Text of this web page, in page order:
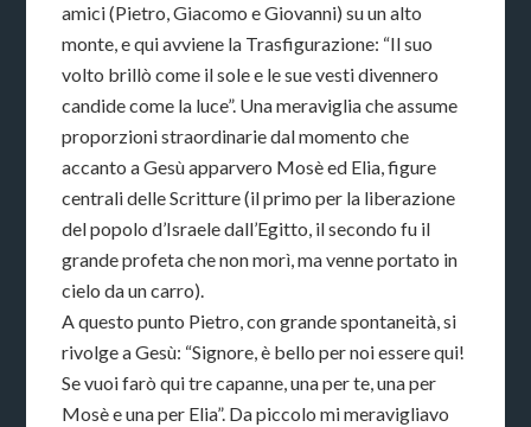
amici (Pietro, Giacomo e Giovanni) su un alto
monte, e qui avviene la Trasfigurazione: “Il suo
volto brillò come il sole e le sue vesti divennero
candide come la luce”. Una meraviglia che assume
proporzioni straordinarie dal momento che
accanto a Gesù apparvero Mosè ed Elia, figure
centrali delle Scritture (il primo per la liberazione
del popolo d’Israele dall’Egitto, il secondo fu il
grande profeta che non morì, ma venne portato in
cielo da un carro).
A questo punto Pietro, con grande spontaneità, si
rivolge a Gesù: “Signore, è bello per noi essere qui!
Se vuoi farò qui tre capanne, una per te, una per
Mosè e una per Elia”. Da piccolo mi meravigliavo